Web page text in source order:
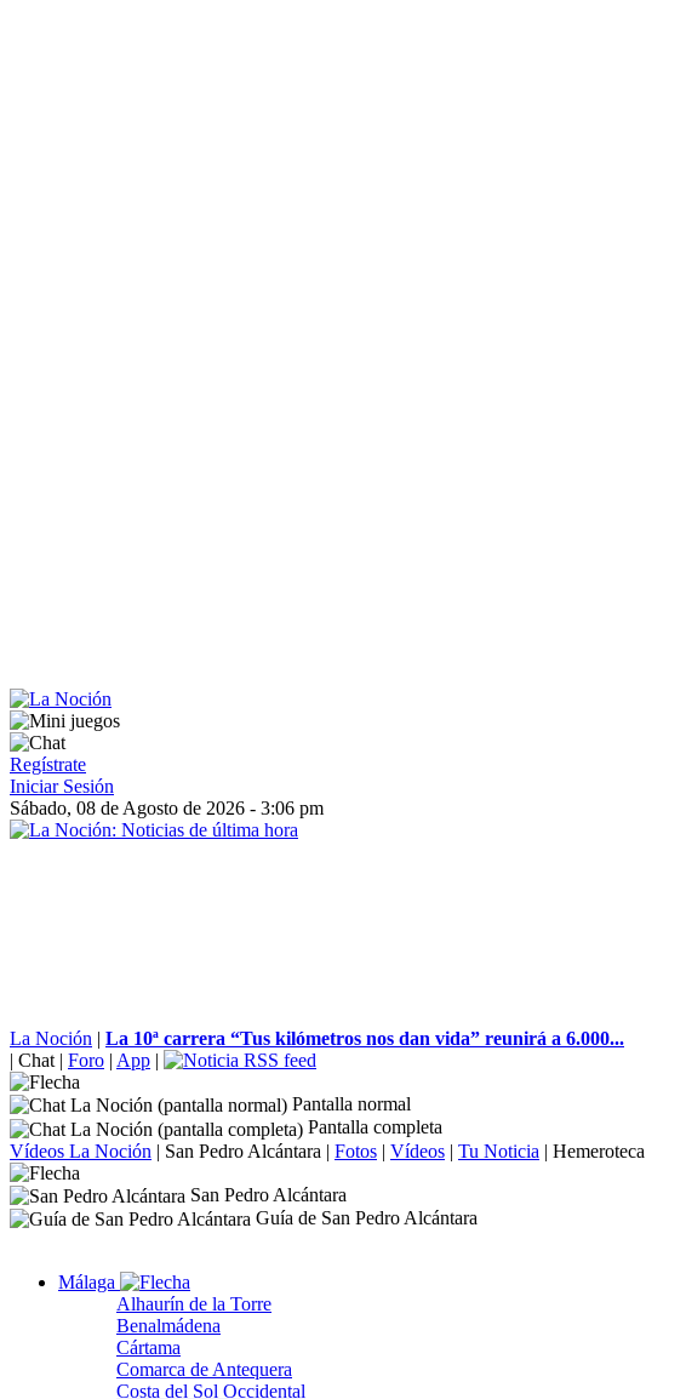
Regístrate
Iniciar Sesión
Sábado, 08 de Agosto de 2026 - 3:06 pm
La Noción | La 10ª carrera “Tus kilómetros nos dan vida” reunirá a 6.000...
| Chat | Foro | App |
Pantalla normal
Pantalla completa
Vídeos La Noción | San Pedro Alcántara | Fotos | Vídeos | Tu Noticia | Hemeroteca
San Pedro Alcántara
Guía de San Pedro Alcántara
Málaga
Alhaurín de la Torre
Benalmádena
Cártama
Comarca de Antequera
Costa del Sol Occidental